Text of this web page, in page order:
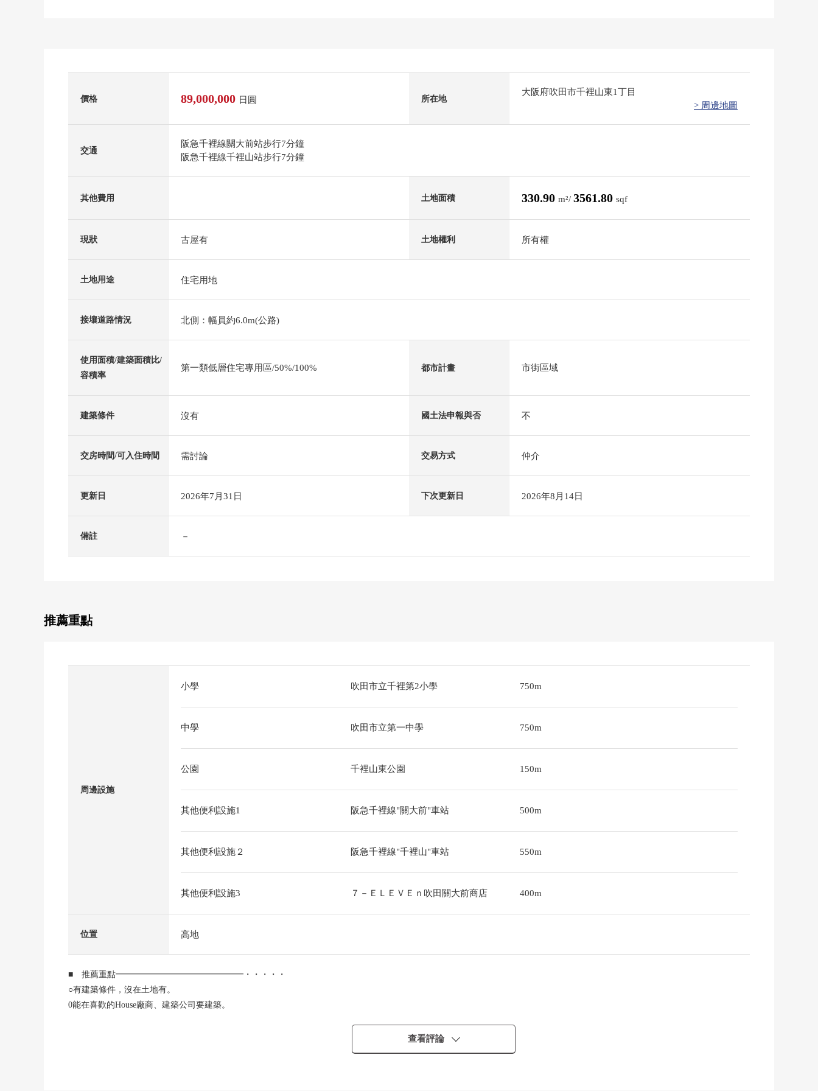
價格 89,000,000 日圓 所在地
大阪府吹田市千裡山東1丁目
> 周邊地圖
交通
阪急千裡線關大前站步行7分鐘
阪急千裡線千裡山站步行7分鐘
其他費用 土地面積 330.90 m²/ 3561.80 sqf
現狀 古屋有 土地權利 所有權
土地用途 住宅用地
接壤道路情況 北側：幅員約6.0m(公路)
使用面積/建築面積比/
容積率
第一類低層住宅專用區/50%/100% 都市計畫 市街區域
建築條件 沒有 國土法申報與否 不
交房時間/可入住時間 需討論 交易方式 仲介
更新日 2026年7月31日 下次更新日 2026年8月14日
備註 －
推薦重點
周邊設施
小學 吹田市立千裡第2小學 750m
中學 吹田市立第一中學 750m
公園 千裡山東公園 150m
其他便利設施1 阪急千裡線"關大前"車站 500m
其他便利設施２ 阪急千裡線"千裡山"車站 550m
其他便利設施3 ７－ＥＬＥＶＥｎ吹田關大前商店 400m
位置 高地
■ 推薦重點━━━━━━━━━━━━━━━・・・・・
○有建築條件，沒在土地有。
0能在喜歡的House廠商、建築公司要建築。
查看評論